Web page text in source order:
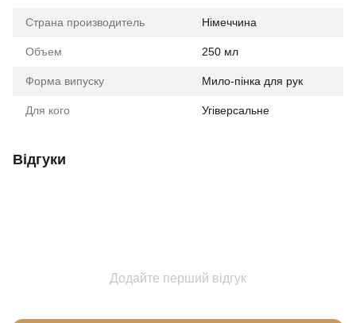
Страна производитель Німеччина
Объем 250 мл
Форма випуску Мило-пінка для рук
Для кого Угіверсальне
Відгуки
Додайте перший відгук